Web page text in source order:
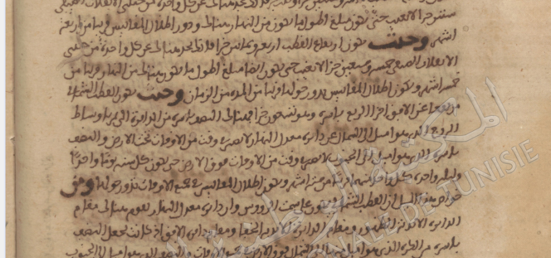
than one character.
(two percent signs) is the
placeholder for no, one or more
than one character, but not for
blank space (so that a search ends
at word boundaries).
Team
News
Jobs
Publications
Conference
Arabic Works
Arabic Manuscripts
Latin Works
Latin Manuscripts
Latin Early Prints
Images
Texts